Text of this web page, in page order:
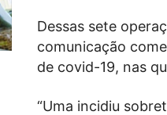
Dessas sete
comunicação
de covid-19, nas
“Uma incidiu